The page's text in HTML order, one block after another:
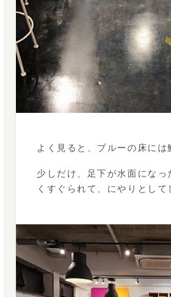
よく見ると、ブルーの床には
少しだけ、足下が水面にな
くすぐられて、にやりとして